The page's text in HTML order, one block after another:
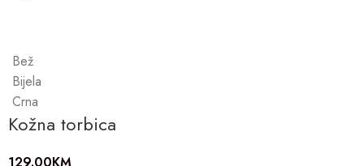
Bež
Bijela
Crna
Kožna torbica
129.00KM